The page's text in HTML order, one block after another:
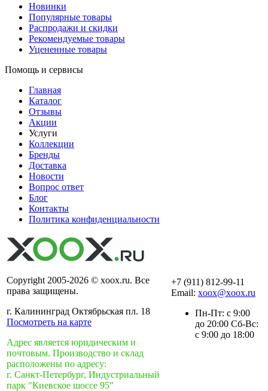
Новинки
Популярные товары
Распродажи и скидки
Рекомендуемые товары
Уцененные товары
Помощь и сервисы
Главная
Каталог
Отзывы
Акции
Услуги
Коллекции
Бренды
Доставка
Новости
Вопрос ответ
Блог
Контакты
Политика конфиденциальности
Copyright 2005-2026 © xoox.ru. Все
права защищены.
г. Калининград Октябрьская пл. 18
Посмотреть на карте
Адрес является юридическим и
почтовым. Производство и склад
расположены по адресу:
г. Санкт-Петербург, Индустриальный
парк "Киевское шоссе 95"
+7 (911) 812-99-11
Email: xoox@xoox.ru
Пн-Пт: с 9:00
до 20:00 Сб-Вс:
с 9:00 до 18:00